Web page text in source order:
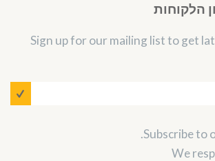
הלקוחות
Sign up for our mailing list to get
We